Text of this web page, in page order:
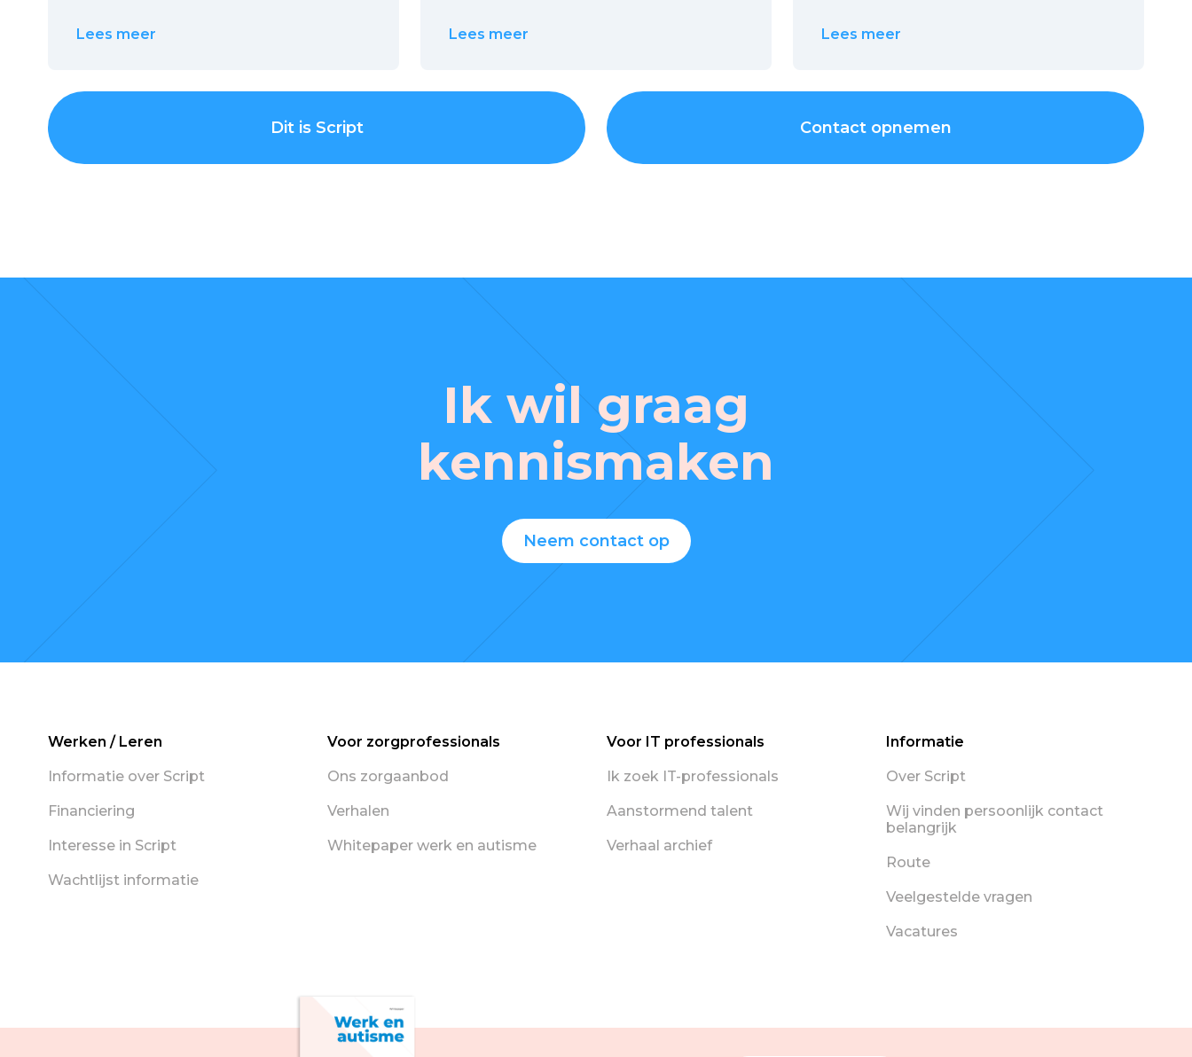
Lees meer Lees meer Lees meer
Dit is Script Contact opnemen
Ik wil graag
kennismaken
Neem contact op
Werken / Leren
Informatie over Script
Financiering
Interesse in Script
Wachtlijst informatie
Voor zorgprofessionals
Ons zorgaanbod
Verhalen
Whitepaper werk en autisme
Voor IT professionals
Ik zoek IT-professionals
Aanstormend talent
Verhaal archief
Informatie
Over Script
Wij vinden persoonlijk contact
belangrijk
Route
Veelgestelde vragen
Vacatures